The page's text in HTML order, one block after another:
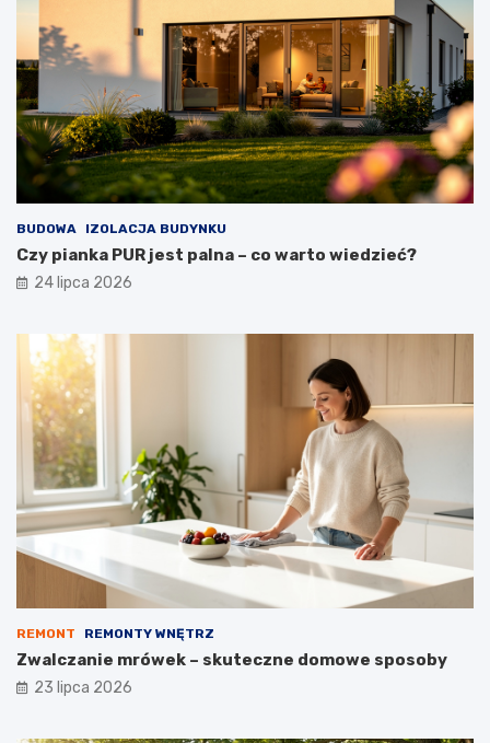
BUDOWA IZOLACJA BUDYNKU
Czy pianka PUR jest palna – co warto wiedzieć?
24 lipca 2026
REMONT REMONTY WNĘTRZ
Zwalczanie mrówek – skuteczne domowe sposoby
23 lipca 2026